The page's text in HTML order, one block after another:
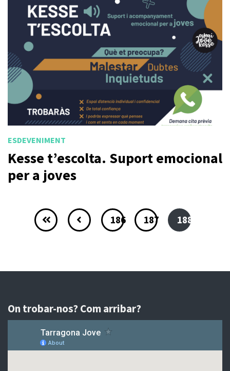
ESDEVENIMENT
Kesse t’escolta. Suport emocional
per a joves
186 187 188
On trobar-nos? Com arribar?